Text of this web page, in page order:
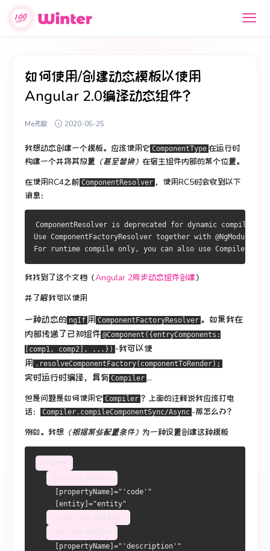
如何使用/创建动态模板以使用
Angular 2.0编译动态组件？
Me无敌 2020-05-25
我想动态创建一个模板。 应该使用它 ComponentType 在运行时
构建一个并将其放置 （甚至替换） 在宿主组件内部的某个位置。
在使用RC4之前 ComponentResolver ，使用RC5时会收到以下
消息：
ComponentResolver is deprecated for dynamic
Use ComponentFactoryResolver together with @NgModule/
For runtime compile only, you can also use
我找到了这个文档（Angular 2同步动态组件创建）
并了解我可以使用
一种动态的 ngIf 用 ComponentFactoryResolver 。 如果我在
内部传递了已知组件 @Component({entryComponents:
[comp1, comp2], ...}) -我可以使
用 .resolveComponentFactory(componentToRender);
实时运行时编译，具有 Compiler ...
但是问题是如何使用它 Compiler ？ 上面的注释说我应该打电
话：
Compiler.compileComponentSync/Async -那怎么办？
例如。 我想 （根据某些配置条件） 为一种设置创建这种模板
<form>
<string-editor
propertyName ="'code'"
entity ="entity"
></string-editor>
<string-editor
propertyName ="'description'"